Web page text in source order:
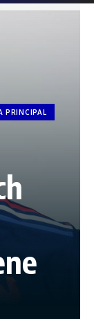
PRINCIPAL